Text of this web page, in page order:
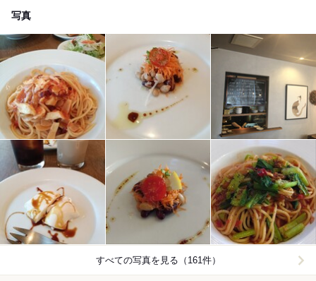
写真
すべての写真を見る（161件）